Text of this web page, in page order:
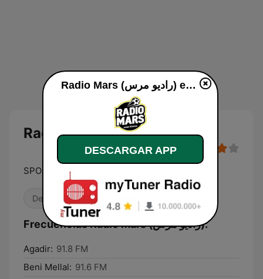
Radio Mars (راديو مرس)
SPORT'N'MUSIC
Deportes Locales
Frecuencias Radio Mars (راديو مرس):
Agadir: 91.8 FM
Beni Mellal: 91.6 FM
Radio Mars (راديو مرس) en vivo
DESCARGAR APP